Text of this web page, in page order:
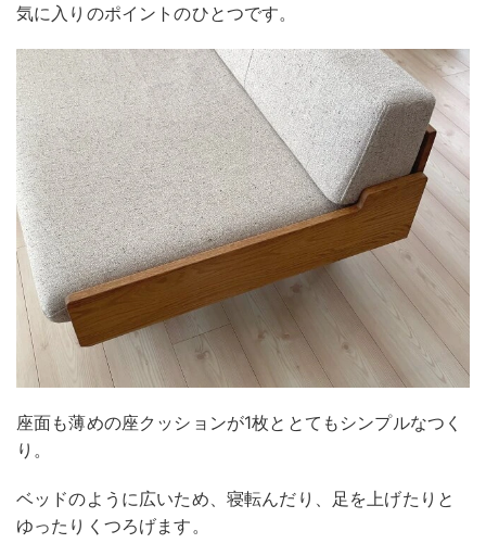
気に入りのポイントのひとつです。
座面も薄めの座クッションが1枚ととてもシンプルなつく
り。
ベッドのように広いため、寝転んだり、足を上げたりと
ゆったりくつろげます。